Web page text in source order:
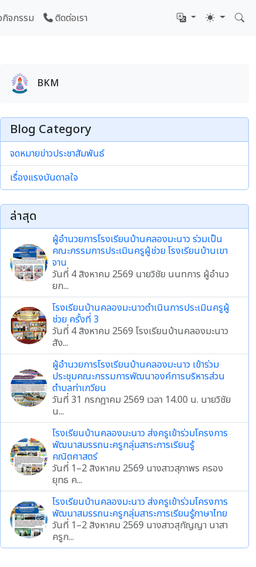
กิจกรรม ติดต่อเรา
BKM
Blog Category
จดหมายข่าวประชาสัมพันธ์
เรื่องแรงบันดาลใจ
ล่าสุด
ผู้อำนวยการโรงเรียนบ้านคลองมะนาว ร่วมเป็น
คณะกรรมการประเมินครูผู้ช่วย โรงเรียนบ้านเขา
จาน
วันที่ 4 สิงหาคม 2569 นายวิชัย นนทการ ผู้อำนว
ยก...
โรงเรียนบ้านคลองมะนาวดำเนินการประเมินครูผู้
ช่วย ครั้งที่ 3
วันที่ 4 สิงหาคม 2569 โรงเรียนบ้านคลองมะนาว
สัง...
ผู้อำนวยการโรงเรียนบ้านคลองมะนาว เข้าร่วม
ประชุมคณะกรรมการพัฒนาองค์การบริหารส่วน
ตำบลท่าเกวียน
วันที่ 31 กรกฎาคม 2569 เวลา 14.00 น. นายวิชัย
น...
โรงเรียนบ้านคลองมะนาว ส่งครูเข้าร่วมโครงการ
พัฒนาสมรรถนะครูกลุ่มสาระการเรียนรู้
คณิตศาสตร์
วันที่ 1–2 สิงหาคม 2569 นางสาวสุภาพร ครอง
ยุทธ ค...
โรงเรียนบ้านคลองมะนาว ส่งครูเข้าร่วมโครงการ
พัฒนาสมรรถนะครูกลุ่มสาระการเรียนรู้ภาษาไทย
วันที่ 1–2 สิงหาคม 2569 นางสาวสุกัญญา นาสา
ครูก...